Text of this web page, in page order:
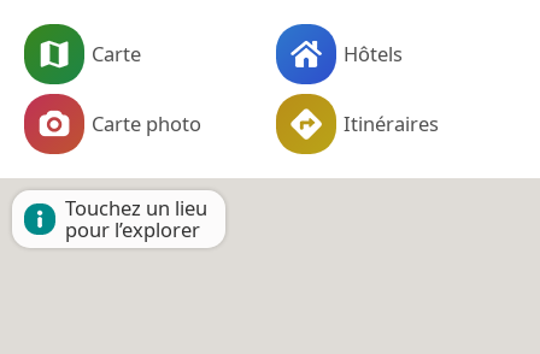
Carte Hôtels
Carte photo Itinéraires
Touchez un lieu
pour l’explorer